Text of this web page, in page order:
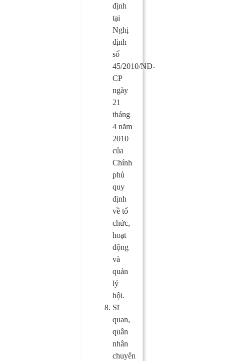
định
tại
Nghị
định
số
45/2010/NĐ-
CP
ngày
21
tháng
4 năm
2010
của
Chính
phủ
quy
định
về tổ
chức,
hoạt
động
và
quản
lý
hội.
Sĩ
quan,
quân
nhân
chuyên